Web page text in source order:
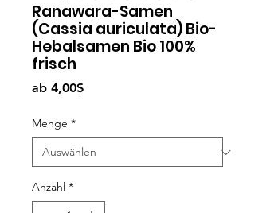
Ranawara-Samen
(Cassia auriculata) Bio-
Hebalsamen Bio 100%
frisch
ab 4,00$Sale-
Menge *
Anzahl *